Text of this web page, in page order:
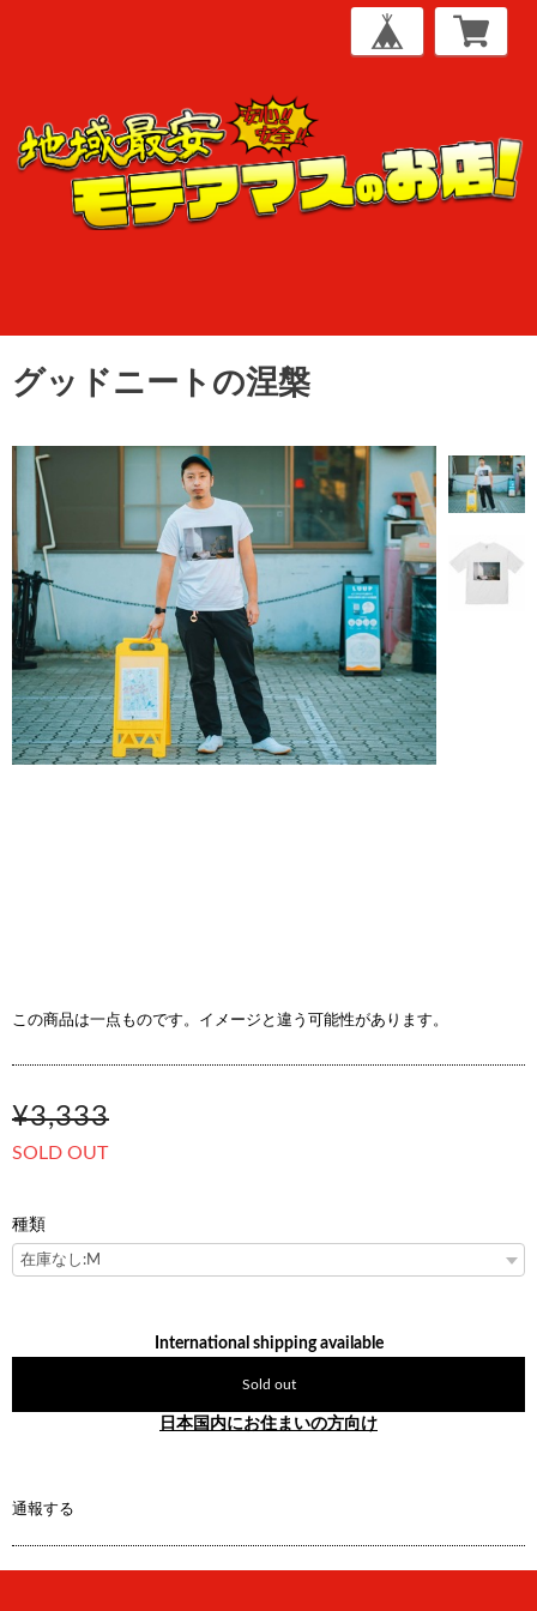
グッドニートの涅槃
この商品は一点ものです。イメージと違う可能性があります。
¥3,333
SOLD OUT
種類
International shipping available
Sold out
日本国内にお住まいの方向け
通報する